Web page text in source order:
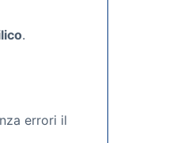
.
errori il